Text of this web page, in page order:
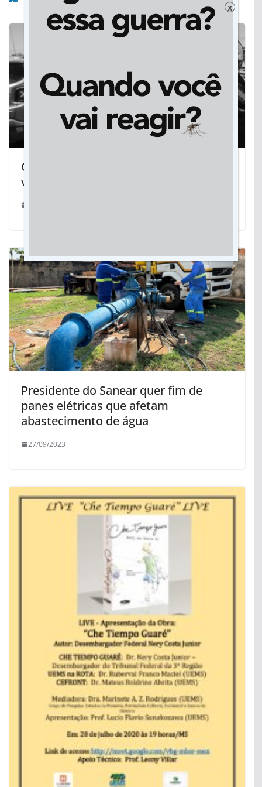
O que a ‘capital do agronegócio’ tem a
ver com os atos antidemocráticos
Presidente do Sanear quer fim de
panes elétricas que afetam
abastecimento de água
27/09/2023
x